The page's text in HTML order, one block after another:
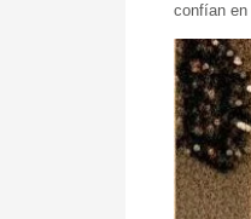
confían en